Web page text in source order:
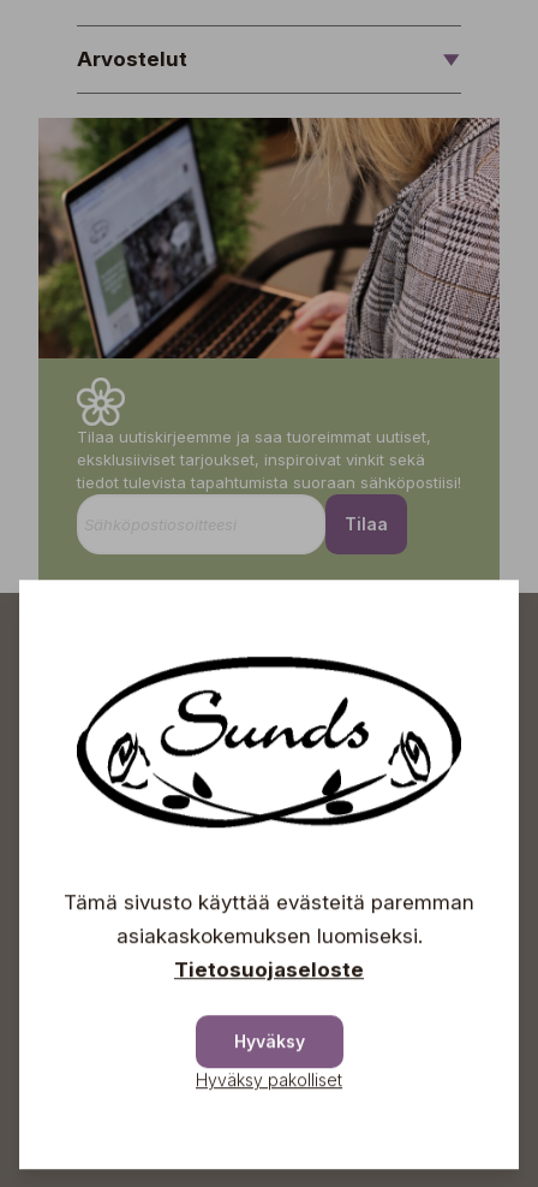
Arvostelut
Tilaa uutiskirjeemme ja saa tuoreimmat uutiset,
eksklusiiviset tarjoukset, inspiroivat vinkit sekä
tiedot tulevista tapahtumista suoraan sähköpostiisi!
Tilaa
Sundin Puutarhakeskus
Lauantaisin 09-16
Sunnuntaisin Itsepalvelu
Info & vaihde
Tämä sivusto käyttää evästeitä paremman
asiakaskokemuksen luomiseksi.
Tietosuojaseloste
Hyväksy
Hyväksy pakolliset